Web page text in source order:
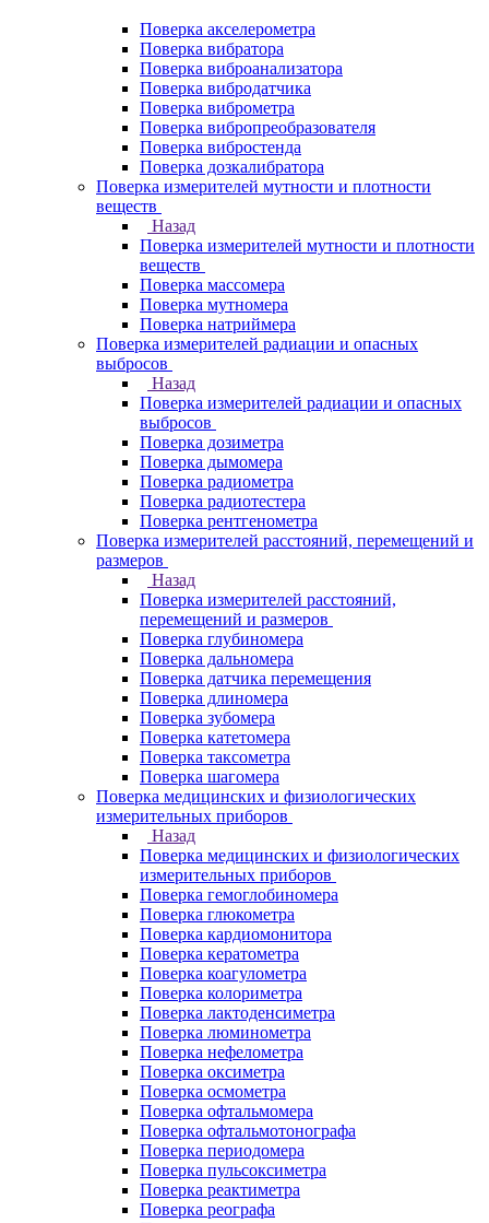
Поверка акселерометра
Поверка вибратора
Поверка виброанализатора
Поверка вибродатчика
Поверка виброметра
Поверка вибропреобразователя
Поверка вибростенда
Поверка дозкалибратора
Поверка измерителей мутности и плотности
веществ
Назад
Поверка измерителей мутности и плотности
веществ
Поверка массомера
Поверка мутномера
Поверка натриймера
Поверка измерителей радиации и опасных
выбросов
Назад
Поверка измерителей радиации и опасных
выбросов
Поверка дозиметра
Поверка дымомера
Поверка радиометра
Поверка радиотестера
Поверка рентгенометра
Поверка измерителей расстояний, перемещений и
размеров
Назад
Поверка измерителей расстояний,
перемещений и размеров
Поверка глубиномера
Поверка дальномера
Поверка датчика перемещения
Поверка длиномера
Поверка зубомера
Поверка катетомера
Поверка таксометра
Поверка шагомера
Поверка медицинских и физиологических
измерительных приборов
Назад
Поверка медицинских и физиологических
измерительных приборов
Поверка гемоглобиномера
Поверка глюкометра
Поверка кардиомонитора
Поверка кератометра
Поверка коагулометра
Поверка колориметра
Поверка лактоденсиметра
Поверка люминометра
Поверка нефелометра
Поверка оксиметра
Поверка осмометра
Поверка офтальмомера
Поверка офтальмотонографа
Поверка периодомера
Поверка пульсоксиметра
Поверка реактиметра
Поверка реографа